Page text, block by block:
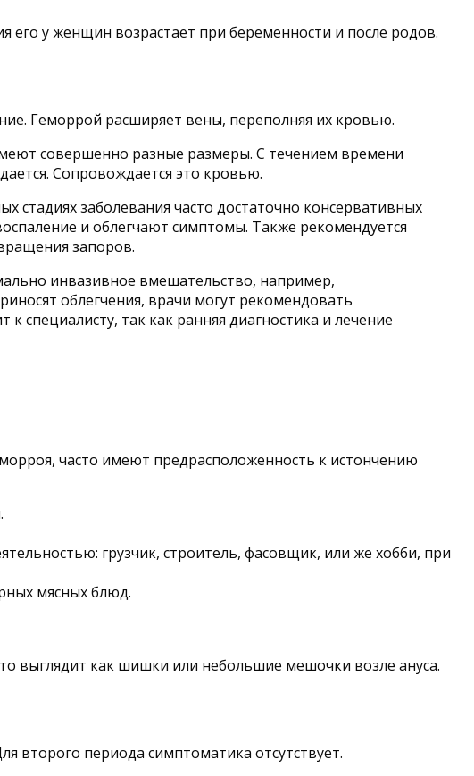
его у женщин возрастает при беременности и после родов.
Геморрой расширяет вены, переполняя их кровью.
совершенно разные размеры. С течением времени
Сопровождается это кровью.
заболевания часто достаточно консервативных
и облегчают симптомы. Также рекомендуется
запоров.
инвазивное вмешательство, например,
облегчения, врачи могут рекомендовать
специалисту, так как ранняя диагностика и лечение
часто имеют предрасположенность к истончению
грузчик, строитель, фасовщик, или же хобби, при
мясных блюд.
выглядит как шишки или небольшие мешочки возле ануса.
второго периода симптоматика отсутствует.